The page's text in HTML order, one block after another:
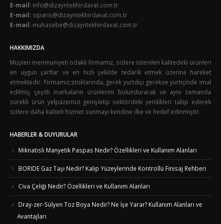
E-mail: info@dizayntekhirdavat.com.tr
E-mail: siparis@dizayntekhirdavat.com.tr
E-mail: muhasebe@dizayntekhirdavat.com.tr
HAKKIMIZDA
Müşteri memnuniyeti odaklı firmamız, sizlere istenilen kalitedeki ürünleri
en uygun şartlar ve en hızlı şekilde tedarik etmek üzerine hareket
etmektedir. Firmamız;stoklarında, gerek yurtdışı gerekse yurtiçinde imal
edilmiş çeşitli markaların ürünlerini bulundurarak ve aynı zamanda
sürekli ürün yelpazemizi genişletip sektördeki yenilikleri takip ederek
sizlere daha kaliteli hizmet sunmayı kendine ilke ve hedef edinmiştir.
HABERLER & DUYURULAR
Mıknatıslı Manyetik Paspas Nedir? Özellikleri ve Kullanım Alanları
BORIDE Gaz Taşı Nedir? Kalıp Yüzeylerinde Kontrollü Finisaj Rehberi
Civa Çeliği Nedir? Özellikleri ve Kullanım Alanları
Dray-zer-Sülyen Toz Boya Nedir? Ne İşe Yarar? Kullanım Alanları ve
Avantajları